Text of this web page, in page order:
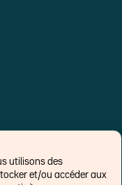
utilisons des
et/ou accéder aux